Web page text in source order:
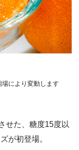
により変動します
せた、糖度15度以
が初登場。